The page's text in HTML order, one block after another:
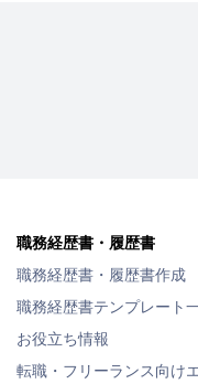
職務経歴書・履歴書
職務経歴書・履歴書作成
職務経歴書テンプレート
お役立ち情報
転職・フリーランス向け